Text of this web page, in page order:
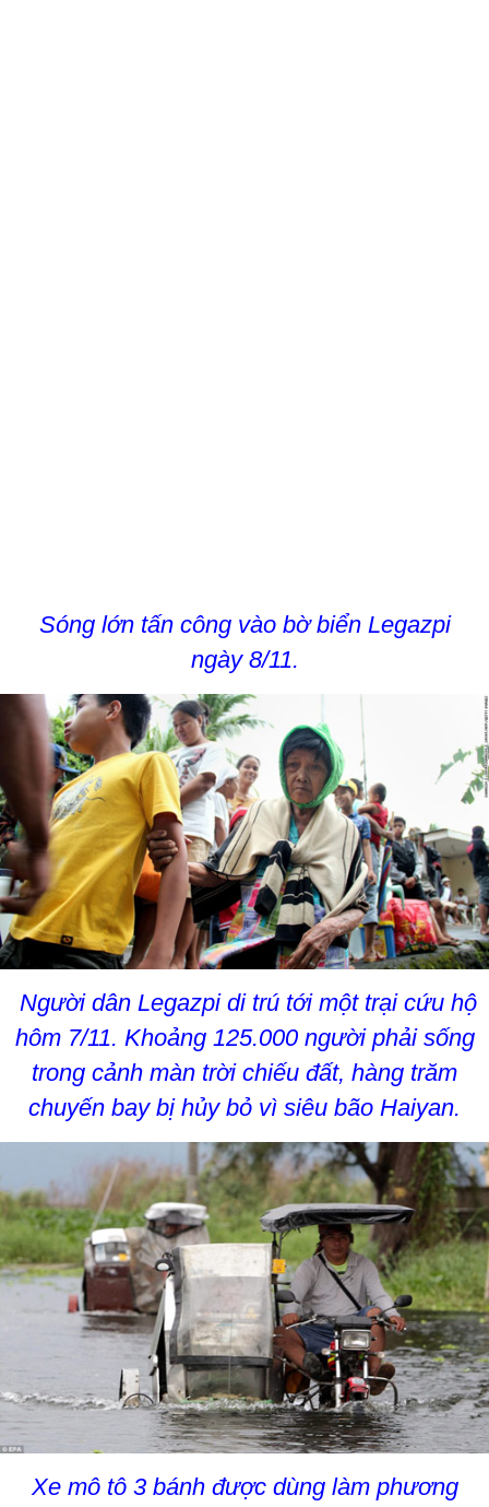
Sóng lớn tấn công vào bờ biển Legazpi
ngày 8/11.
Người dân Legazpi di trú tới một trại cứu hộ
hôm 7/11. Khoảng 125.000 người phải sống
trong cảnh màn trời chiếu đất, hàng trăm
chuyến bay bị hủy bỏ vì siêu bão Haiyan.
Xe mô tô 3 bánh được dùng làm phương